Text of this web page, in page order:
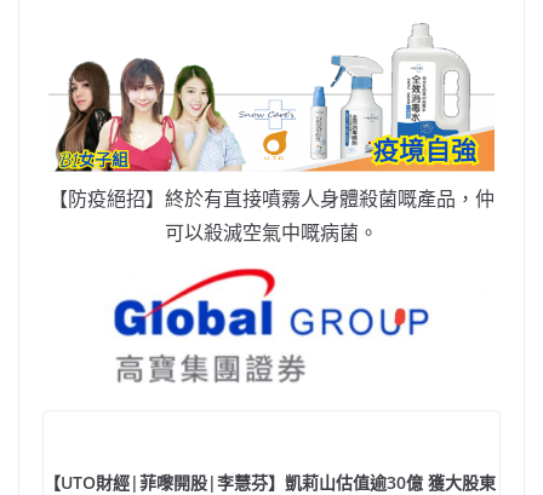
【防疫絕招】終於有直接噴霧人身體殺菌嘅產品，仲
可以殺滅空氣中嘅病菌。
【UTO財經|菲嚟開股|李慧芬】凱莉山估值逾30億 獲大股東